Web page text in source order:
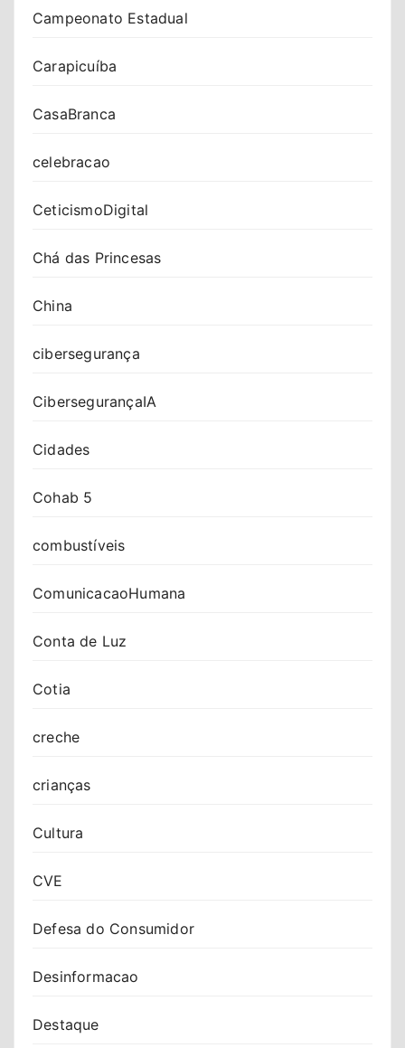
Campeonato Estadual
Carapicuíba
CasaBranca
celebracao
CeticismoDigital
Chá das Princesas
China
cibersegurança
CibersegurançaIA
Cidades
Cohab 5
combustíveis
ComunicacaoHumana
Conta de Luz
Cotia
creche
crianças
Cultura
CVE
Defesa do Consumidor
Desinformacao
Destaque